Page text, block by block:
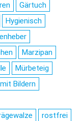
Gärtuch
Hygienisch
Marzipan
Mürbeteig
Bildern
rostfrei